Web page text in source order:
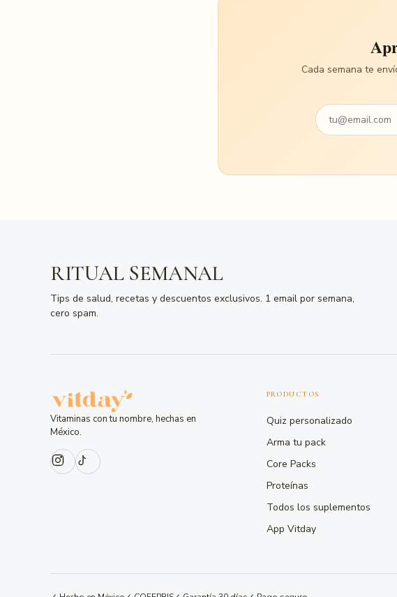
Cada semana te
RITUAL SEMANAL
Tips de salud, recetas y descuentos exclusivos. 1 email por semana,
cero spam.
Vitaminas con tu nombre, hechas en
México.
PRODUCTOS
Quiz personalizado
Arma tu pack
Core Packs
Proteínas
Todos los suplementos
App Vitday